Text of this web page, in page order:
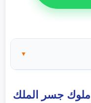
▼
ملوك جسر الملك